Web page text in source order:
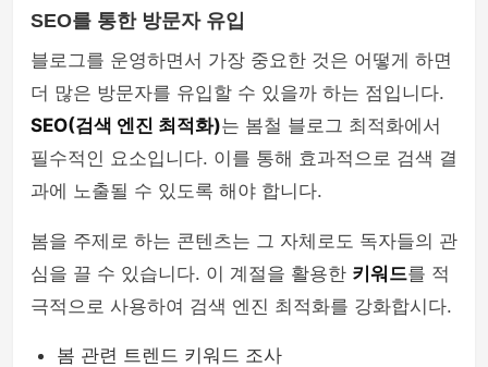
SEO를 통한 방문자 유입
블로그를 운영하면서 가장 중요한 것은 어떻게 하면
더 많은 방문자를 유입할 수 있을까 하는 점입니다.
SEO(검색 엔진 최적화)는 봄철 블로그 최적화에서
필수적인 요소입니다. 이를 통해 효과적으로 검색 결
과에 노출될 수 있도록 해야 합니다.
봄을 주제로 하는 콘텐츠는 그 자체로도 독자들의 관
심을 끌 수 있습니다. 이 계절을 활용한 키워드를 적
극적으로 사용하여 검색 엔진 최적화를 강화합시다.
봄 관련 트렌드 키워드 조사